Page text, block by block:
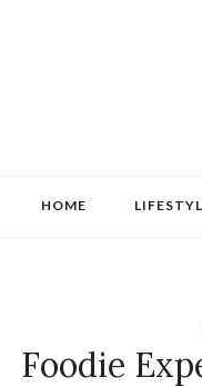
HOME
Foodie